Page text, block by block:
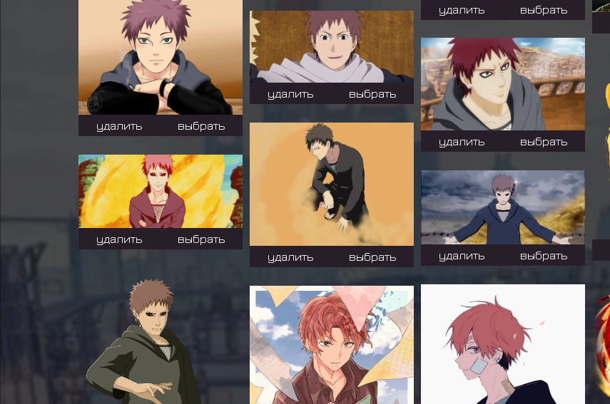
удалить выбрать
удалить выбрать
удалить выбрать
удалить выбрать
удалить выбрать
удалить
выбрать
удалить
выбрать